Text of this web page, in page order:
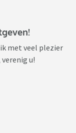
met veel plezier
u!